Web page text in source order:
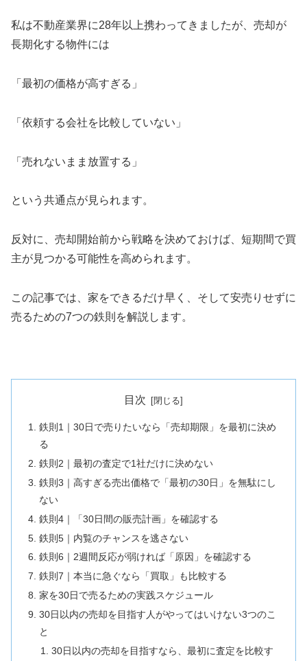
私は不動産業界に28年以上携わってきましたが、売却が
長期化する物件には
「最初の価格が高すぎる」
「依頼する会社を比較していない」
「売れないまま放置する」
という共通点が見られます。
反対に、売却開始前から戦略を決めておけば、短期間で買
主が見つかる可能性を高められます。
この記事では、家をできるだけ早く、そして安売りせずに
売るための7つの鉄則を解説します。
目次
鉄則1｜30日で売りたいなら「売却期限」を最初に決め
る
鉄則2｜最初の査定で1社だけに決めない
鉄則3｜高すぎる売出価格で「最初の30日」を無駄にし
ない
鉄則4｜「30日間の販売計画」を確認する
鉄則5｜内覧のチャンスを逃さない
鉄則6｜2週間反応が弱ければ「原因」を確認する
鉄則7｜本当に急ぐなら「買取」も比較する
家を30日で売るための実践スケジュール
30日以内の売却を目指す人がやってはいけない3つのこ
と
30日以内の売却を目指すなら、最初に査定を比較す